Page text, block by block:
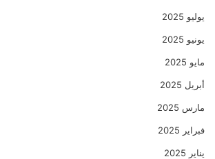
يوليو 2025
يونيو 2025
مايو 2025
أبريل 2025
مارس 2025
فبراير 2025
يناير 2025